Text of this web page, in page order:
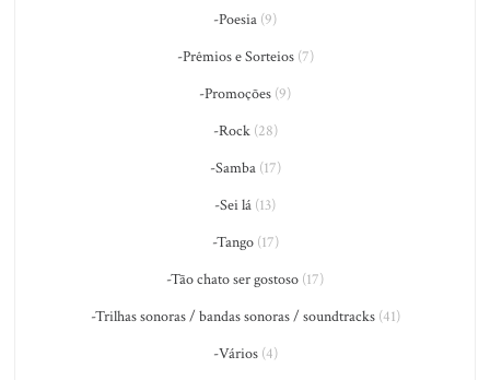
-Poesia (9)
-Prêmios e Sorteios(7)
-Promoções (9)
-Rock(28)
-Samba(17)
-Sei lá (13)
-Tango(17)
-Tão chato ser gostoso (17)
-Trilhas sonoras / bandas sonoras / soundtracks(41)
-Vários(4)